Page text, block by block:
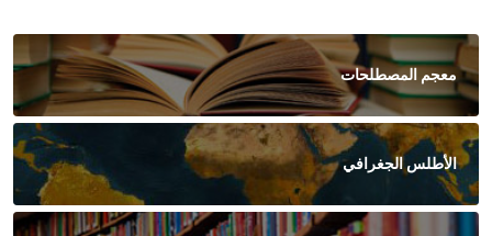
معجم المصطلحات
الأطلس الجغرافي